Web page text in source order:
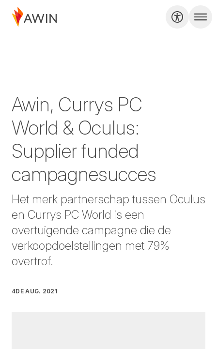
Awin, Currys PC
World & Oculus:
Supplier funded
campagnesucces
Het merk partnerschap tussen Oculus
en Currys PC World is een
overtuigende campagne die de
verkoopdoelstellingen met 79%
overtrof.
4DE AUG. 2021